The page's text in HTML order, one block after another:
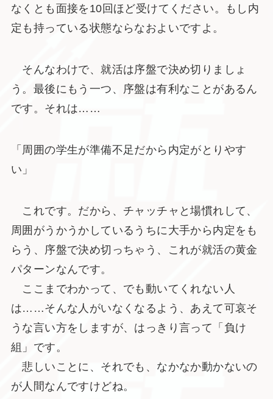
なくとも面接を10回ほど受けてください。もし内
定も持っている状態ならなおよいですよ。
そんなわけで、就活は序盤で決め切りましょ
う。最後にもう一つ、序盤は有利なことがあるん
です。それは……
「周囲の学生が準備不足だから内定がとりやす
い」
これです。だから、チャッチャと場慣れして、
周囲がうかうかしているうちに大手から内定をも
らう、序盤で決め切っちゃう、これが就活の黄金
パターンなんです。
ここまでわかって、でも動いてくれない人
は……そんな人がいなくなるよう、あえて可哀そ
うな言い方をしますが、はっきり言って「負け
組」です。
悲しいことに、それでも、なかなか動かないの
が人間なんですけどね。